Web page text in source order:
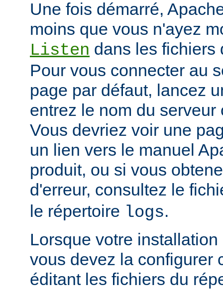
Une fois démarré,
moins que vous n'ayez
Listen dans les fichiers
Pour vous connecter au
page par défaut, lancez
entrez le nom du serveur
Vous devriez voir une
un lien vers le manuel
produit, ou si vous
d'erreur, consultez le
le répertoire logs.
Lorsque votre
vous devez la configurer
éditant les fichiers du